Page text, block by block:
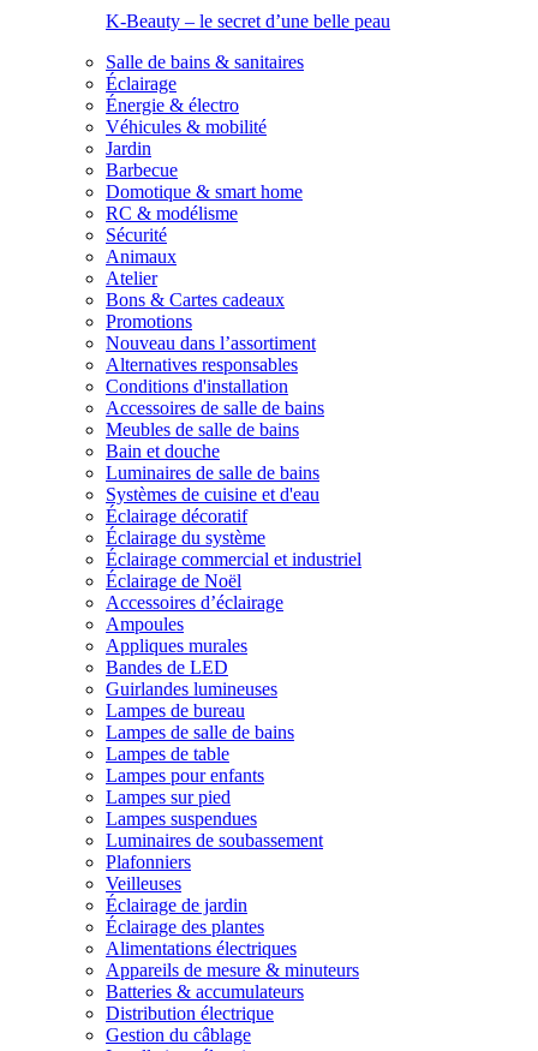
K-Beauty – le secret d’une belle peau
Salle de bains & sanitaires
Éclairage
Énergie & électro
Véhicules & mobilité
Jardin
Barbecue
Domotique & smart home
RC & modélisme
Sécurité
Animaux
Atelier
Bons & Cartes cadeaux
Promotions
Nouveau dans l’assortiment
Alternatives responsables
Conditions d'installation
Accessoires de salle de bains
Meubles de salle de bains
Bain et douche
Luminaires de salle de bains
Systèmes de cuisine et d'eau
Éclairage décoratif
Éclairage du système
Éclairage commercial et industriel
Éclairage de Noël
Accessoires d’éclairage
Ampoules
Appliques murales
Bandes de LED
Guirlandes lumineuses
Lampes de bureau
Lampes de salle de bains
Lampes de table
Lampes pour enfants
Lampes sur pied
Lampes suspendues
Luminaires de soubassement
Plafonniers
Veilleuses
Éclairage de jardin
Éclairage des plantes
Alimentations électriques
Appareils de mesure & minuteurs
Batteries & accumulateurs
Distribution électrique
Gestion du câblage